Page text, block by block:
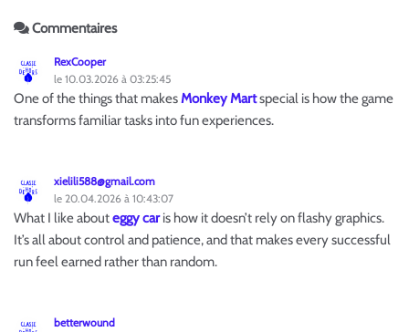
Commentaires
RexCooper
le 10.03.2026 à 03:25:45
One of the things that makesMonkey Martspecial is how the game
transforms familiar tasks into fun experiences.
xielili588@gmail.com
le 20.04.2026 à 10:43:07
What I like abouteggy caris how it doesn’t rely on flashy graphics.
It’s all about control and patience, and that makes every successful
run feel earned rather than random.
betterwound